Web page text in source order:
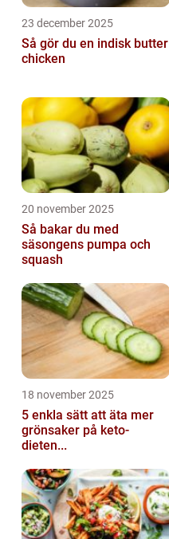
23 december 2025
Så gör du en indisk butter
chicken
20 november 2025
Så bakar du med
säsongens pumpa och
squash
18 november 2025
5 enkla sätt att äta mer
grönsaker på keto-
dieten...